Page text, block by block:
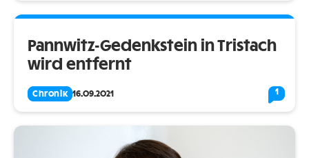
Pannwitz-Gedenkstein in Tristach
wird entfernt
Chronik 16.09.2021 1